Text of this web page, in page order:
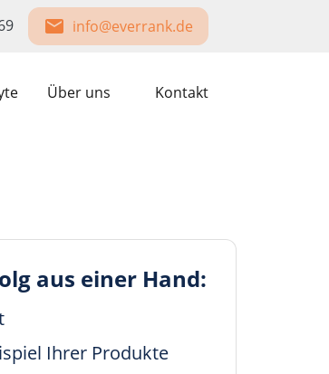
info@everrank.de
Über uns Kontakt
aus einer Hand:
Ihrer Produkte